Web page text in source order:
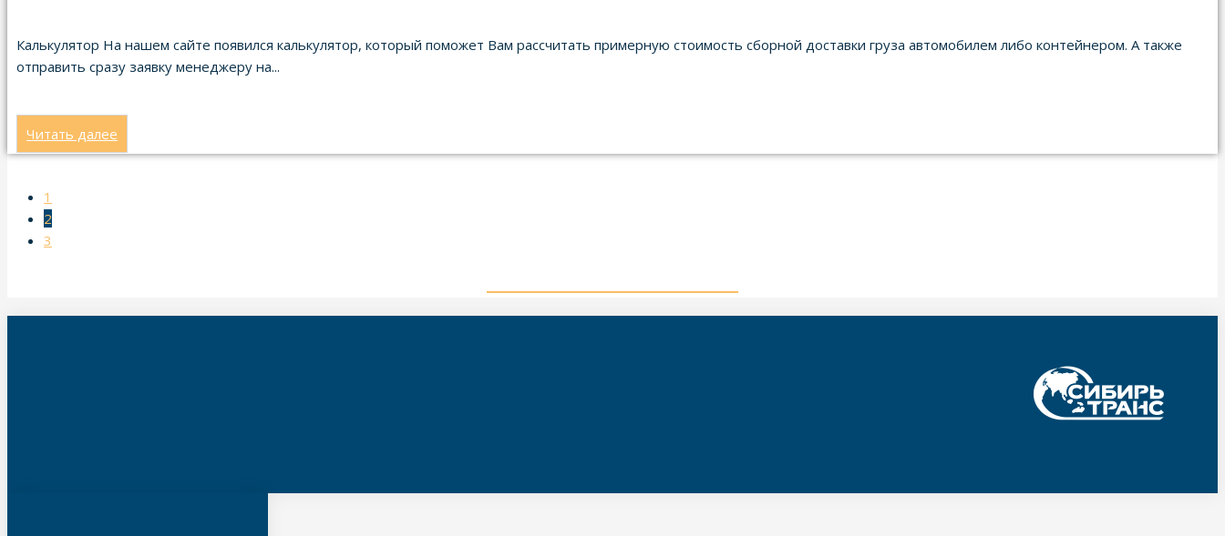
Калькулятор На нашем сайте появился калькулятор, который поможет Вам рассчитать примерную стоимость сборной доставки груза автомобилем либо контейнером. А также
отправить сразу заявку менеджеру на...
Читать далее
1
2
3